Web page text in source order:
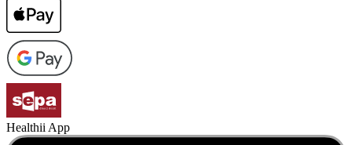
Healthii App